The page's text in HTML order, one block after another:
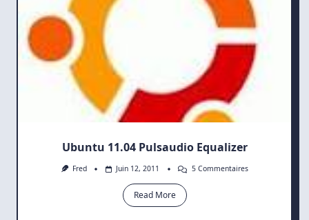
Ubuntu 11.04 Pulsaudio Equalizer
Fred Juin 12, 2011 5 CommentairesSur
Read More